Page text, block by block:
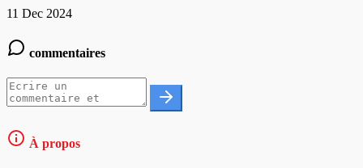
11 Dec 2024
commentaires
À propos